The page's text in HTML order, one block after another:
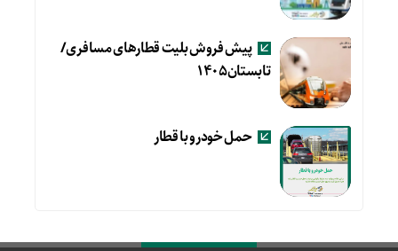
پیش فروش بلیت قطارهای مسافری/
تابستان۱۴۰۵
حمل خودرو با قطار